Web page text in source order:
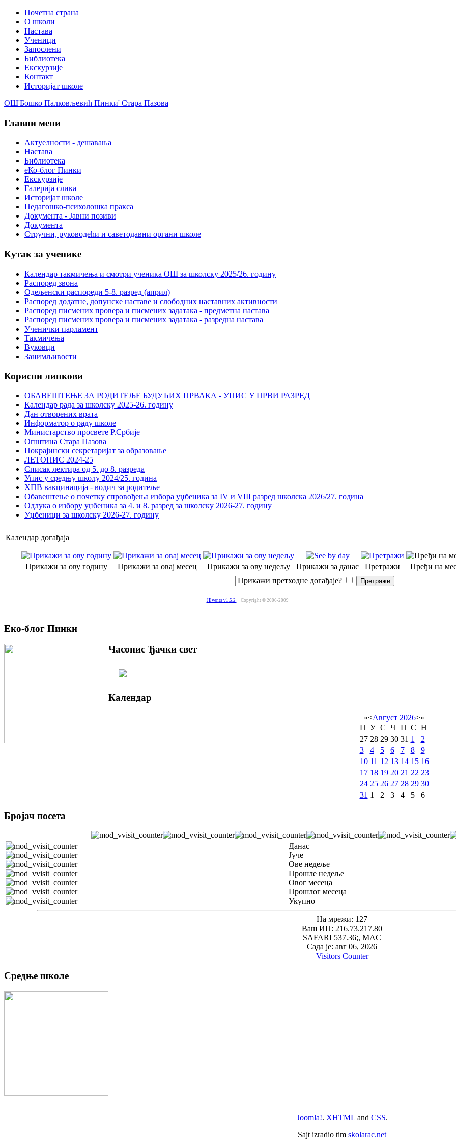
Почетна страна
О школи
Настава
Ученици
Запослени
Библиотека
Екскурзије
Контакт
Историјат школе
ОШ'Бошко Палковљевић Пинки' Стара Пазова
Главни мени
Актуелности - дешавања
Настава
Библиотека
еКо-блог Пинки
Екскурзије
Галерија слика
Историјат школе
Педагошко-психолошка пракса
Документа - Јавни позиви
Документа
Стручни, руководећи и саветодавни органи школе
Кутак за ученике
Календар такмичења и смотри ученика ОШ за школску 2025/26. годину
Распоред звона
Одељенски распореди 5-8. разред (април)
Распоред додатне, допунске наставе и слободних наставних активности
Распоред писмених провера и писмених задатака - предметна настава
Распоред писмених провера и писмених задатака - разредна настава
Ученички парламент
Такмичења
Вуковци
Занимљивости
Корисни линкови
ОБАВЕШТЕЊЕ ЗА РОДИТЕЉЕ БУДУЋИХ ПРВАКА - УПИС У ПРВИ РАЗРЕД
Календар рада за школску 2025-26. годину
Дан отворених врата
Информатор о раду школе
Министарство просвете Р.Србије
Општина Стара Пазова
Покрајински секретаријат за образовање
ЛЕТОПИС 2024-25
Списак лектира од 5. до 8. разреда
Упис у средњу школу 2024/25. година
ХПВ вакцинација - водич за родитеље
Обавештење о почетку спровођења избора уџбеника за IV и VIII разред школска 2026/27. година
Одлука о избору уџбеника за 4. и 8. разред за школску 2026-27. годину
Уџбеници за школску 2026-27. годину
Календар догађаја
Прикажи за ову годину Прикажи за овај месец Прикажи за ову недељу Прикажи за данас Претражи
Пређи на
Прикажи претходне догађаје?
JEvents v1.5.2 Copyright © 2006-2009
Еко-блог Пинки
Часопис Ђачки свет
Календар
«<Август 2026>»
П У С Ч П С Н
27 28 29 30 31 1
2
3
4 5 6 7 8
9
10 11 12 13 14 15 16
17 18 19 20 21 22 23
24 25 26 27 28 29 30
31 1 2 3 4 5 6
Бројач посета
Данас
Јуче
Ове недеље
Прошле недеље
Овог месеца
Прошлог месеца
Укупно
На мрежи: 127
Ваш ИП: 216.73.217.80
SAFARI 537.36;, MAC
Сада је: авг 06, 2026
Visitors Counter
Средње школе
Joomla!. XHTMLand CSS.
Sajt izradio tim skolarac.net